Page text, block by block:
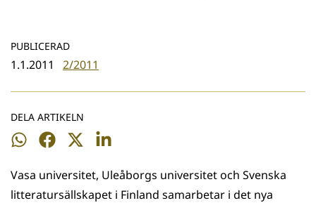
PUBLICERAD
1.1.2011 2/2011
DELA ARTIKELN
Dela
WhatsApp
Dela
Facebook
Dela
Twitter
Dela
LinkedIn
Vasa universitet, Uleåborgs universitet och Svenska
litteratursällskapet i Finland samarbetar i det nya